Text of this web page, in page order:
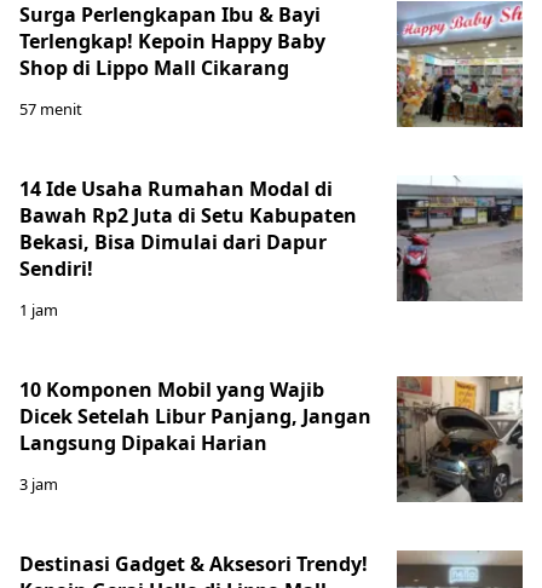
Surga Perlengkapan Ibu & Bayi
Terlengkap! Kepoin Happy Baby
Shop di Lippo Mall Cikarang
57 menit
14 Ide Usaha Rumahan Modal di
Bawah Rp2 Juta di Setu Kabupaten
Bekasi, Bisa Dimulai dari Dapur
Sendiri!
1 jam
10 Komponen Mobil yang Wajib
Dicek Setelah Libur Panjang, Jangan
Langsung Dipakai Harian
3 jam
Destinasi Gadget & Aksesori Trendy!